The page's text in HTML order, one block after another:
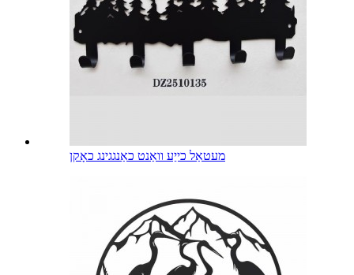
מעטאַל כייַע וואַנט כאַנגגינג כאָקן